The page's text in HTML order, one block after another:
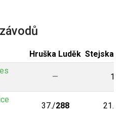
Hruška Luděk Stejskal
— 1./
37./288 21./